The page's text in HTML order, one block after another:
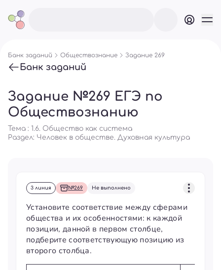
Банк заданий Обществознание Задание 269
Банк заданий
Задание №269 ЕГЭ по
Обществознанию
Тема : 1.6. Общество как система
Раздел: Человек в обществе. Духовная культура
3 линия №269 Не выполнено
Установите соответствие между сферами
общества и их особенностями: к каждой
позиции, данной в первом столбце,
подберите соответствующую позицию из
второго столбца.